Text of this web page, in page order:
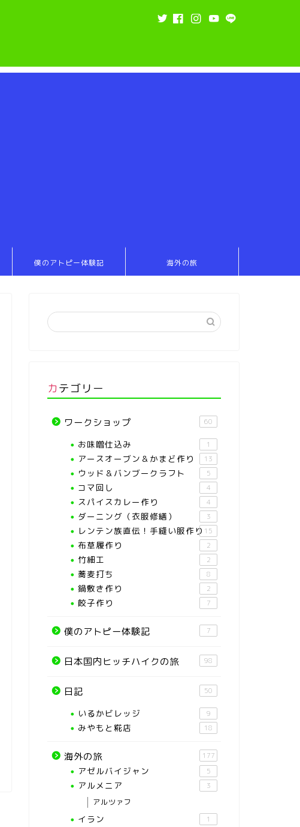
僕のアトピー体験記 海外の旅
カテゴリー
ワークショップ 60
お味噌仕込み 1
アースオーブン＆かまど作り 13
ウッド＆バンブークラフト 5
コマ回し 4
スパイスカレー作り 4
ダーニング（衣服修繕） 3
レンテン族直伝！手縫い服作り 15
布草履作り 2
竹細工 2
蕎麦打ち 8
鍋敷き作り 2
餃子作り 7
僕のアトピー体験記 7
日本国内ヒッチハイクの旅 98
日記 50
いるかビレッジ 9
みやもと糀店 18
海外の旅 177
アゼルバイジャン 5
アルメニア 3
アルツァフ
イラン 1